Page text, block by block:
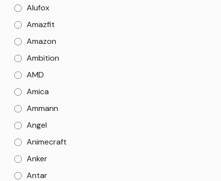
Alufox
Amazfit
Amazon
Ambition
AMD
Amica
Ammann
Angel
Animecraft
Anker
Antar